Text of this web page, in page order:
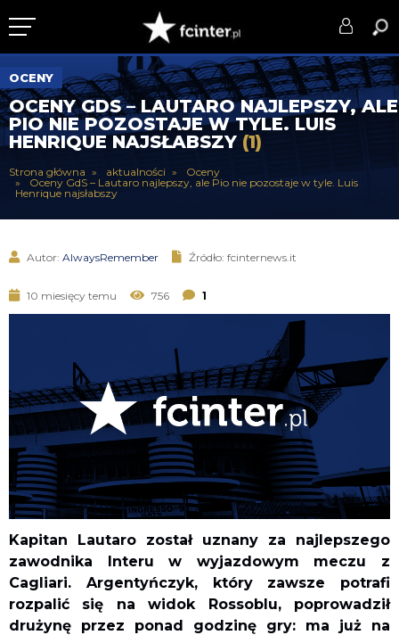
KLUB
DRUŻYNA
SERIE A
PUCHARY
SERWIS
OCENY
OCENY GDS – LAUTARO NAJLEPSZY, ALE
PIO NIE POZOSTAJE W TYLE. LUIS
HENRIQUE NAJSŁABSZY (1)
Strona główna aktualności
Oceny
Oceny GdS – Lautaro najlepszy, ale Pio nie pozostaje w tyle. Luis
Henrique najsłabszy
Autor: AlwaysRemember Źródło: fcinternews.it
10 miesięcy temu 756 1
Kapitan Lautaro został uznany za najlepszego
zawodnika Interu w wyjazdowym meczu z
Cagliari. Argentyńczyk, który zawsze potrafi
rozpalić się na widok Rossoblu, poprowadził
drużynę przez ponad godzinę gry: ma już na